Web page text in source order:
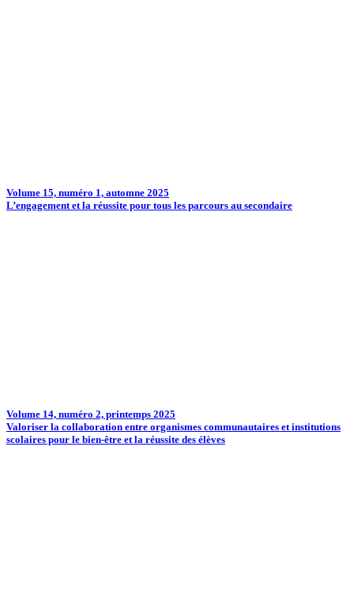
Volume 15, numéro 1, automne 2025
L’engagement et la réussite pour tous les parcours au secondaire
Volume 14, numéro 2, printemps 2025
Valoriser la collaboration entre organismes communautaires et institutions
scolaires pour le bien-être et la réussite des élèves